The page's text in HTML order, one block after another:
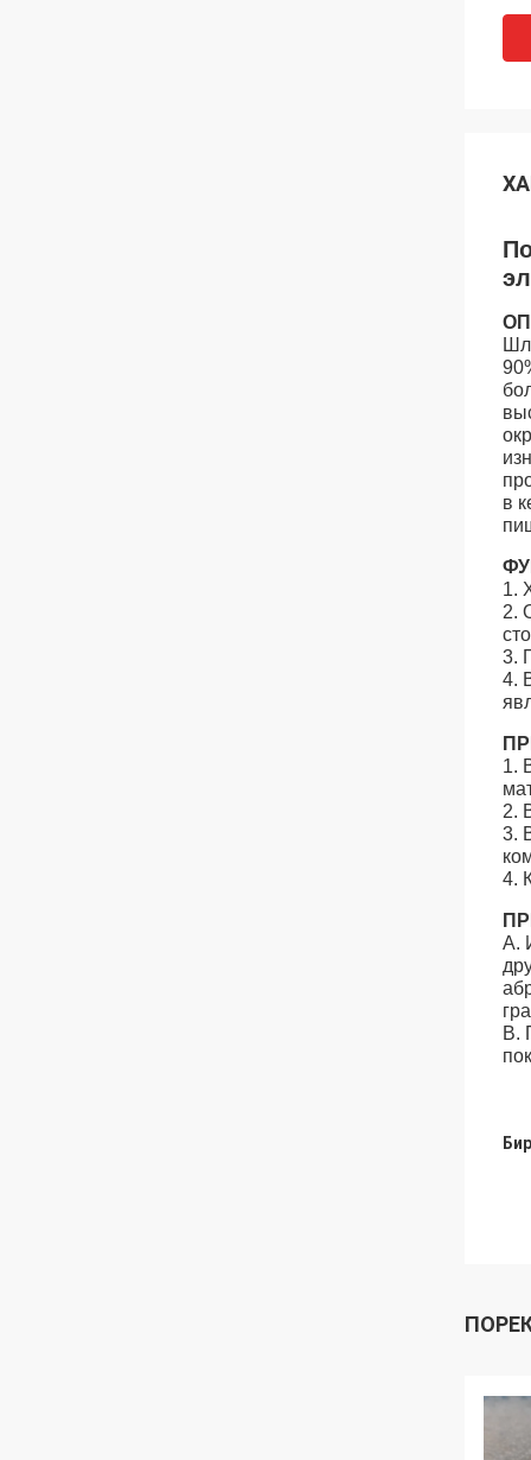
в
1.
2.
3.
4.
1.
2.
3.
4.
А.
B.